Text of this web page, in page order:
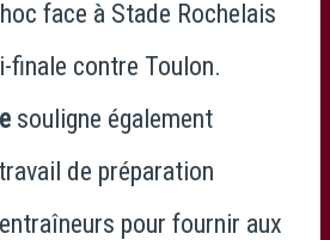
face à Stade Rochelais
finale contre Toulon.
souligne également
de préparation
pour fournir aux